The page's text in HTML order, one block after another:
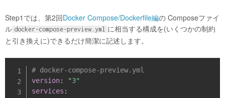
Step1では、第2回Docker Compose/Dockerfile編の Composeファイ
ル docker-compose-preview.yml に相当する構成を(いくつかの制約
と引き換えに)できるだけ簡潔に記述します。
# docker-compose-preview.yml
version:
"3"
services :